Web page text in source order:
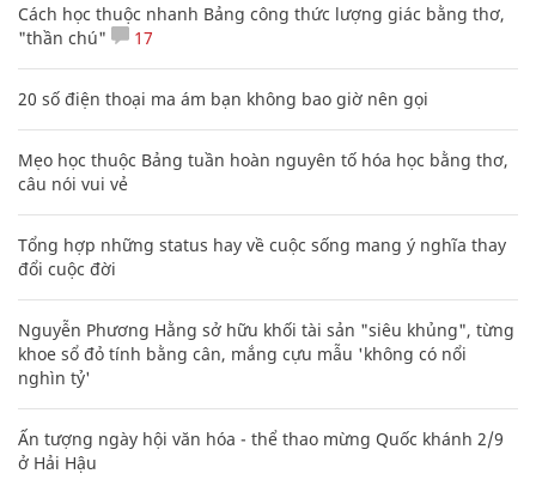
Cách học thuộc nhanh Bảng công thức lượng giác bằng thơ,
"thần chú"
17
20 số điện thoại ma ám bạn không bao giờ nên gọi
Mẹo học thuộc Bảng tuần hoàn nguyên tố hóa học bằng thơ,
câu nói vui vẻ
Tổng hợp những status hay về cuộc sống mang ý nghĩa thay
đổi cuộc đời
Nguyễn Phương Hằng sở hữu khối tài sản "siêu khủng", từng
khoe sổ đỏ tính bằng cân, mắng cựu mẫu 'không có nổi
nghìn tỷ'
Ấn tượng ngày hội văn hóa - thể thao mừng Quốc khánh 2/9
ở Hải Hậu